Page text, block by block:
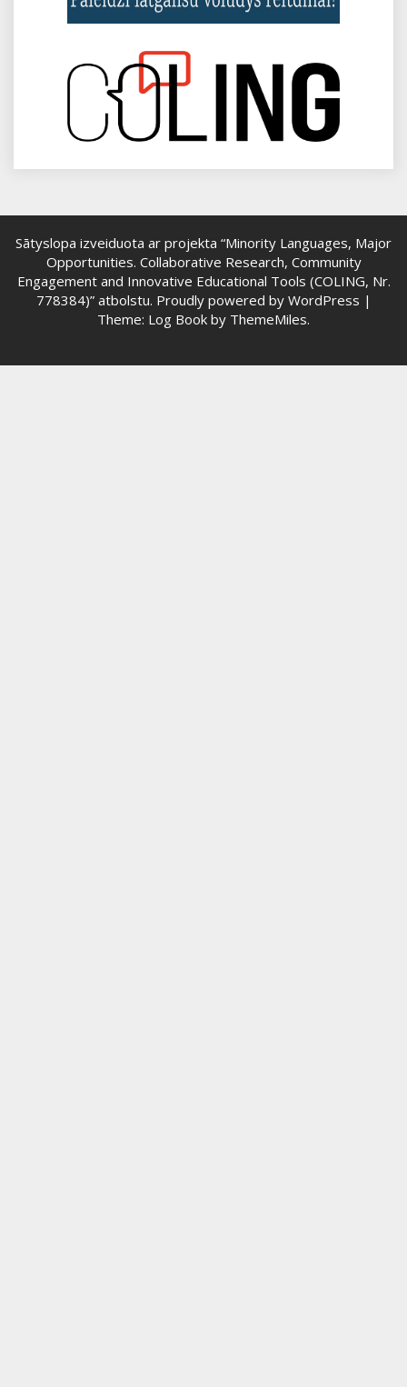
Sātyslopa izveiduota ar projekta “Minority Languages, Major
Opportunities. Collaborative Research, Community
Engagement and Innovative Educational Tools (COLING, Nr.
778384)” atbolstu. Proudly powered by WordPress |
Theme: Log Book by ThemeMiles.